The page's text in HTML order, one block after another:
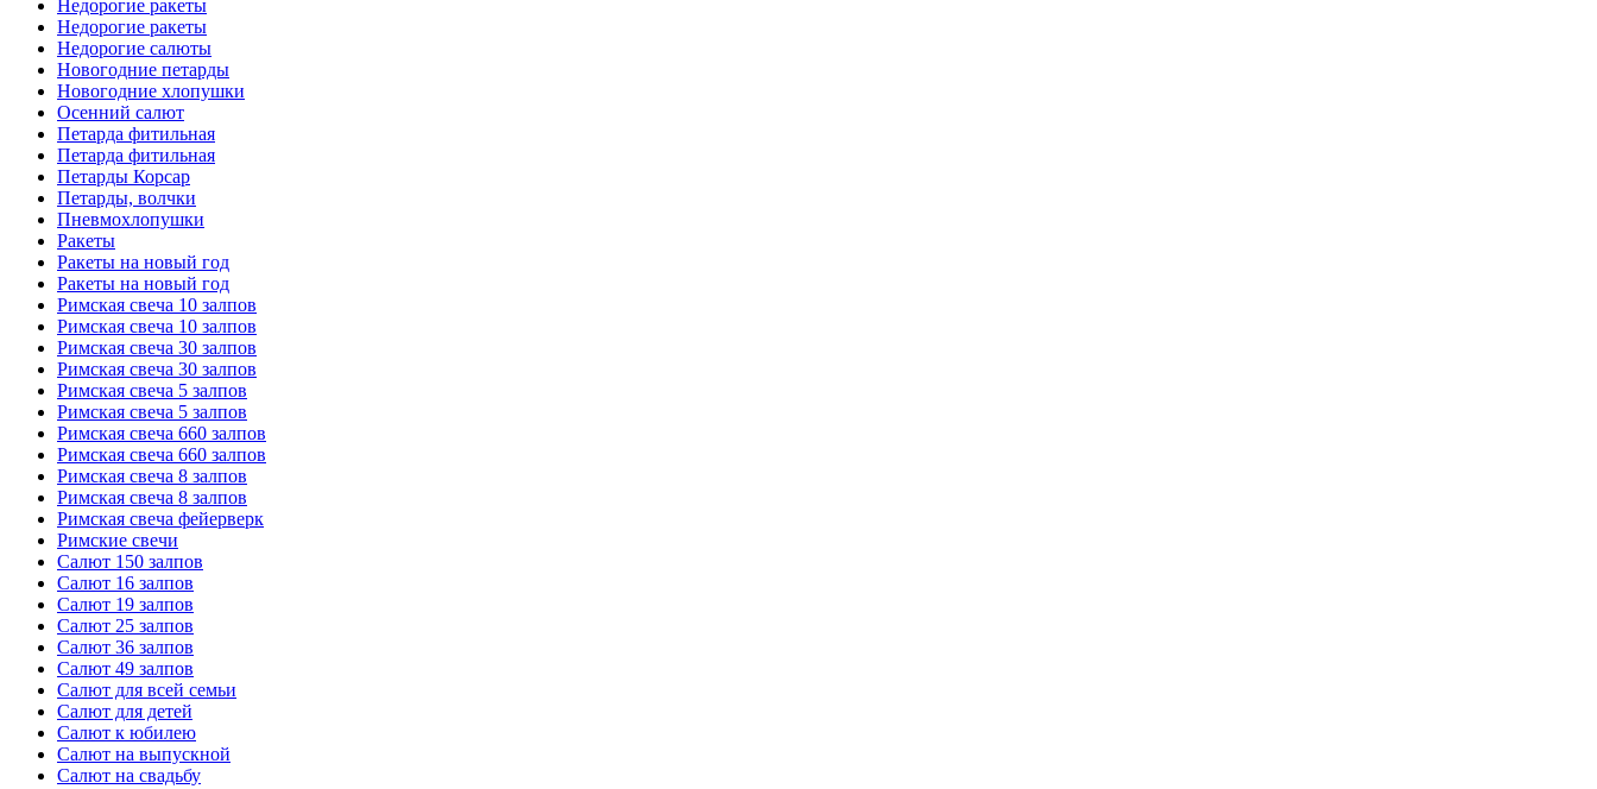
Недорогие ракеты
Недорогие ракеты
Недорогие салюты
Новогодние петарды
Новогодние хлопушки
Осенний салют
Петарда фитильная
Петарда фитильная
Петарды Корсар
Петарды, волчки
Пневмохлопушки
Ракеты
Ракеты на новый год
Ракеты на новый год
Римская свеча 10 залпов
Римская свеча 10 залпов
Римская свеча 30 залпов
Римская свеча 30 залпов
Римская свеча 5 залпов
Римская свеча 5 залпов
Римская свеча 660 залпов
Римская свеча 660 залпов
Римская свеча 8 залпов
Римская свеча 8 залпов
Римская свеча фейерверк
Римские свечи
Салют 150 залпов
Салют 16 залпов
Салют 19 залпов
Салют 25 залпов
Салют 36 залпов
Салют 49 залпов
Салют для всей семьи
Салют для детей
Салют к юбилею
Салют на выпускной
Салют на свадьбу